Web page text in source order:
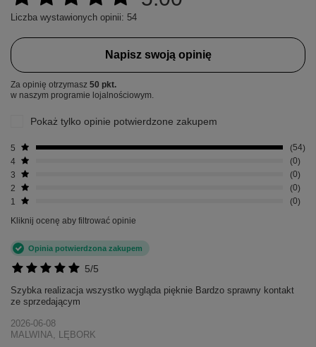
Liczba wystawionych opinii: 54
Napisz swoją opinię
Za opinię otrzymasz 50 pkt.
w naszym programie lojalnościowym.
Pokaż tylko opinie potwierdzone zakupem
5
54
4
0
3
0
2
0
1
0
Kliknij ocenę aby filtrować opinie
5/5
Opinia potwierdzona zakupem
Szybka realizacja wszystko wygląda pięknie Bardzo sprawny kontakt
ze sprzedającym
2026-06-08
MALWINA, LĘBORK